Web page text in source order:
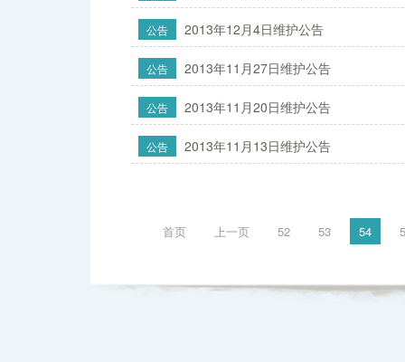
公告 2013年12月4日维护公告
公告 2013年11月27日维护公告
公告 2013年11月20日维护公告
公告 2013年11月13日维护公告
首页 上一页 52 53 54